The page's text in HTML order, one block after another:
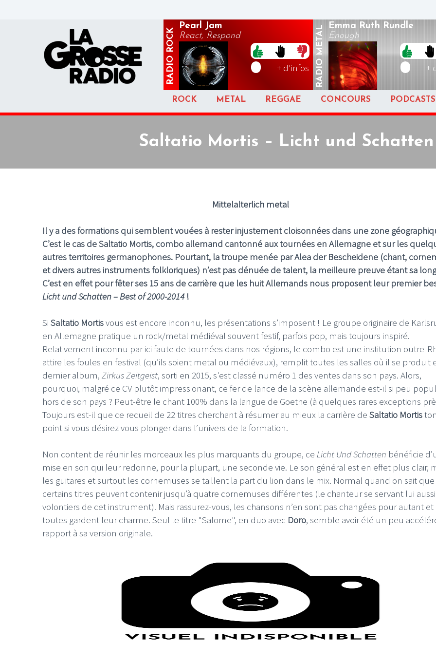
RADIO
ROCK
Pearl Jam
React, Respond
+ d'infos RADIO
METAL Emma Ruth Rundle
Enough
+
ROCK METAL REGGAE CONCOURS PODCASTS
Saltatio Mortis – Licht und
Mittelalterlich metal
Il y a des formations qui semblent vouées à rester injustement cloisonnées dans une zone
C’est le cas de Saltatio Mortis, combo allemand cantonné aux tournées en Allemagne et sur les
autres territoires germanophones. Pourtant, la troupe menée par Alea der Bescheidene (chant,
et divers autres instruments folkloriques) n’est pas dénuée de talent, la meilleure preuve étant sa
C’est en effet pour fêter ses 15 ans de carrière que les huit Allemands nous proposent leur premier
Licht und Schatten – Best of 2000-2014 !
Si Saltatio Mortisvous est encore inconnu, les présentations s’imposent ! Le groupe originaire de
en Allemagne pratique un rock/metal médiéval souvent festif, parfois pop, mais toujours inspiré.
Relativement inconnu par ici faute de tournées dans nos régions, le combo est une institution outre-
attire les foules en festival (qu’ils soient metal ou médiévaux), remplit toutes les salles où il se produit
dernier album, Zirkus Zeitgeist, sorti en 2015, s'est classé numéro 1 des ventes dans son pays. Alors,
pourquoi, malgré ce CV plutôt impressionant, ce fer de lance de la scène allemande est-il si peu
hors de son pays ? Peut-être le chant 100% dans la langue de Goethe (à quelques rares exceptions
Toujours est-il que ce recueil de 22 titres cherchant à résumer au mieux la carrière de Saltatio Mortis
point si vous désirez vous plonger dans l’univers de la formation.
Non content de réunir les morceaux les plus marquants du groupe, ce Licht Und Schatten bénéficie
mise en son qui leur redonne, pour la plupart, une seconde vie. Le son général est en effet plus clair,
les guitares et surtout les cornemuses se taillent la part du lion dans le mix. Normal quand on sait que
certains titres peuvent contenir jusqu’à quatre cornemuses différentes (le chanteur se servant lui aussi
volontiers de cet instrument). Mais rassurez-vous, les chansons n’en sont pas changées pour autant et
toutes gardent leur charme. Seul le titre "Salome", en duo avec Doro, semble avoir été un peu
rapport à sa version originale.